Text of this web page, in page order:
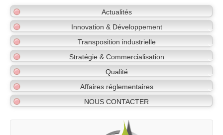
Actualités
Innovation & Développement
Transposition industrielle
Stratégie & Commercialisation
Qualité
Affaires réglementaires
NOUS CONTACTER